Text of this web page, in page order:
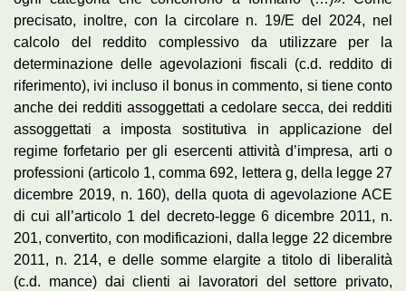
precisato, inoltre, con la circolare n. 19/E del 2024, nel
calcolo del reddito complessivo da utilizzare per la
determinazione delle agevolazioni fiscali (c.d. reddito di
riferimento), ivi incluso il bonus in commento, si tiene conto
anche dei redditi assoggettati a cedolare secca, dei redditi
assoggettati a imposta sostitutiva in applicazione del
regime forfetario per gli esercenti attività d’impresa, arti o
professioni (articolo 1, comma 692, lettera g, della legge 27
dicembre 2019, n. 160), della quota di agevolazione ACE
di cui all’articolo 1 del decreto-legge 6 dicembre 2011, n.
201, convertito, con modificazioni, dalla legge 22 dicembre
2011, n. 214, e delle somme elargite a titolo di liberalità
(c.d. mance) dai clienti ai lavoratori del settore privato,